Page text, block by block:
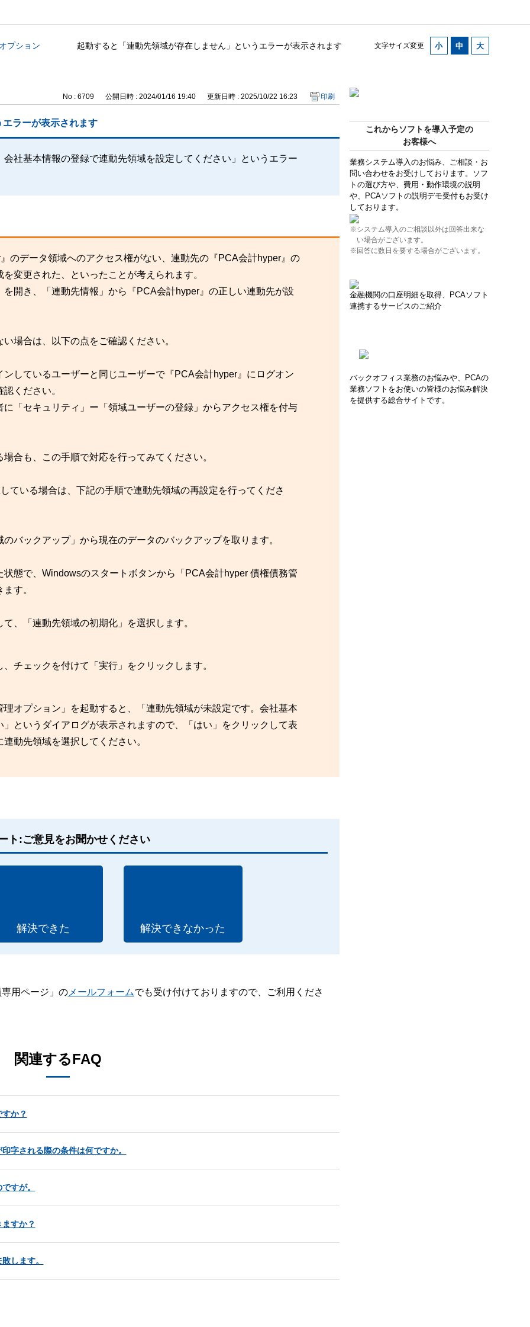
文字サイズ変更
プション 起動すると「連動先領域が存在しません」というエラーが表示されます
これからソフトを導入予定の
お客様へ
業務システム導入のお悩み、ご相談・お
問い合わせをお受けしております。ソフ
トの選び方や、費用・動作環境の説明
や、PCAソフトの説明デモ受付もお受け
しております。
※システム導入のご相談以外は回答出来な
い場合がございます。
※回答に数日を要する場合がございます。
金融機関の口座明細を取得、PCAソフト
連携するサービスのご紹介
バックオフィス業務のお悩みや、PCAの
業務ソフトをお使いの皆様のお悩み解決
を提供する総合サイトです。
No : 6709 公開日時 : 2024/01/16 19:40 更新日時 : 2025/10/22 16:23 印刷
ラーが表示されます
社基本情報の登録で連動先領域を設定してください」というエラー
のデータ領域へのアクセス権がない、連動先の『PCA会計hyper』の
変更された、といったことが考えられます。
開き、「連動先情報」から『PCA会計hyper』の正しい連動先が設
場合は、以下の点をご確認ください。
しているユーザーと同じユーザーで『PCA会計hyper』にログオン
ください。
「セキュリティ」ー「領域ユーザーの登録」からアクセス権を付与
合も、この手順で対応を行ってみてください。
ている場合は、下記の手順で連動先領域の再設定を行ってくださ
ックアップ」から現在のデータのバックアップを取ります。
態で、Windowsのスタートボタンから「PCA会計hyper 債権債務管
す。
「連動先領域の初期化」を選択します。
ェックを付けて「実行」をクリックします。
オプション」を起動すると、「連動先領域が未設定です。会社基本
というダイアログが表示されますので、「はい」をクリックして表
動先領域を選択してください。
ト:ご意見をお聞かせください
解決できた 解決できなかった
用ページ」のメールフォームでも受け付けておりますので、ご利用くださ
関連するFAQ
か？
字される際の条件は何ですか。
すが。
すか？
します。